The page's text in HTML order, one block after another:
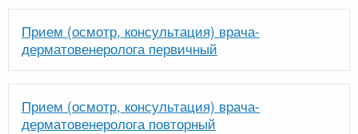
Прием (осмотр, консультация) врача-
дерматовенеролога первичный
Прием (осмотр, консультация) врача-
дерматовенеролога повторный